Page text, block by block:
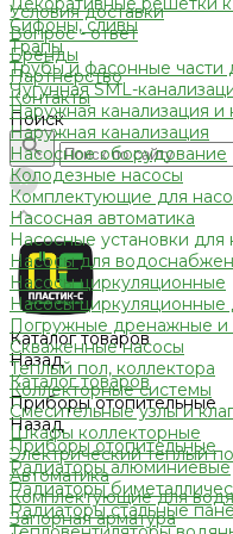
Условия доставки
Вопрос - ответ
Бренды
Партнерство
Контакты
Поиск
Каталог товаров
Назад
Каталог товаров
Приборы отопительные
Назад
Приборы отопительные
Радиаторы алюминиевые
Радиаторы
Радиаторы стальные
Сифоны, сливы
Трапы
Трубы и фасонные части
Чугунная SML-
Наружная канализация и
Наружная канализация
Насосное оборудование
Колодезные насосы
Комплектующие для
Насосная автоматика
Насосные установки для
Насосы для
Насосы циркуляционные
Насосы циркуляционные
Погружные дренажные и
Скваженные насосы
Теплый пол, коллектора
Коллекторные системы
Смесительные узлы и
Шкафы коллекторные
Электрический теплый
Автоматика
Комплектующие для
Запорная арматура